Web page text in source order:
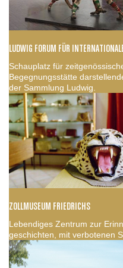
LUDWIG FORUM FÜR
Schauplatz für
Begegnungsstätte
der Sammlung Ludwig.
ZOLLMUSEUM FRIEDRICHS
Lebendiges Zentrum zur
geschichten, mit verbotenen